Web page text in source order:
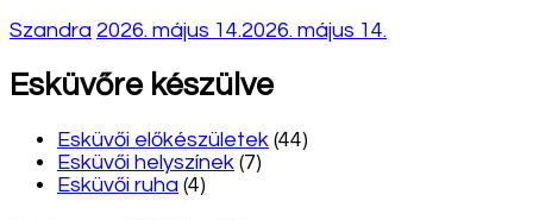
Szandra 2026. május 14.2026. május 14.
Esküvőre készülve
Esküvői előkészületek (44)
Esküvői helyszínek (7)
Esküvői ruha (4)